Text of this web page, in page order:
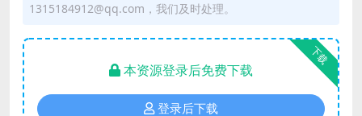
1315184912@qq.com，我们及时处理。
下载
本资源登录后免费下载
登录后下载